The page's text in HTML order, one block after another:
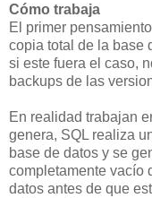
Cómo trabaja
El primer
copia total de la base
si este fuera el caso,
backups de las
En realidad trabajan
genera, SQL realiza
base de datos y se
completamente vacío
datos antes de que